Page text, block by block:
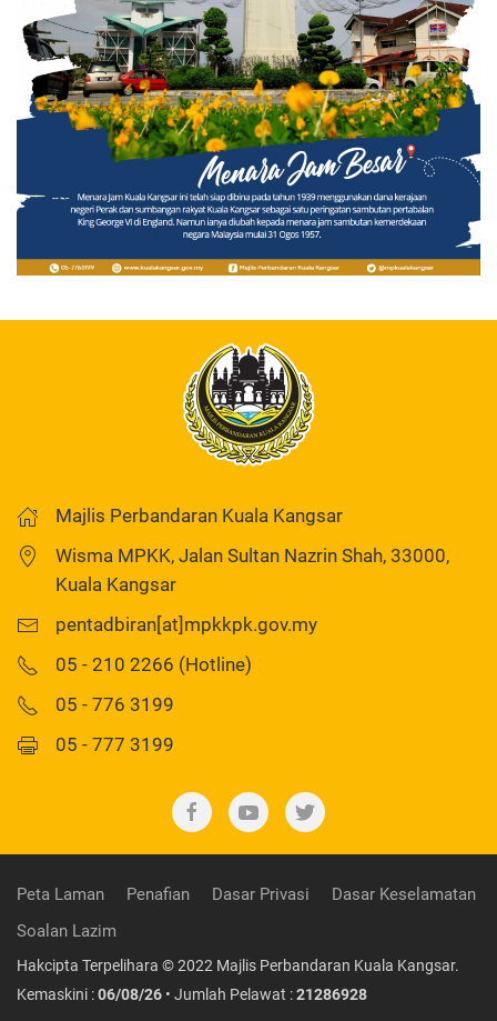
Majlis Perbandaran Kuala Kangsar
Wisma MPKK, Jalan Sultan Nazrin Shah, 33000,
Kuala Kangsar
pentadbiran[at]mpkkpk.gov.my
05 - 210 2266 (Hotline)
05 - 776 3199
05 - 777 3199
Peta Laman Penafian Dasar Privasi
Dasar Keselamatan
Soalan Lazim
Hakcipta Terpelihara © 2022 Majlis Perbandaran Kuala Kangsar.
Kemaskini :06/08/26 • Jumlah Pelawat :21286928